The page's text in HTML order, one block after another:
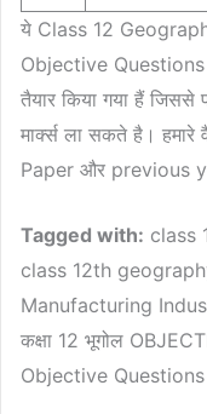
ये Class 12
Objective Questions
तैयार किया गया हैं
मार्क्स ला सकते है।
Paper और previous
Tagged with: class
class 12th
Manufacturing
कक्षा 12 भूगोल
Objective